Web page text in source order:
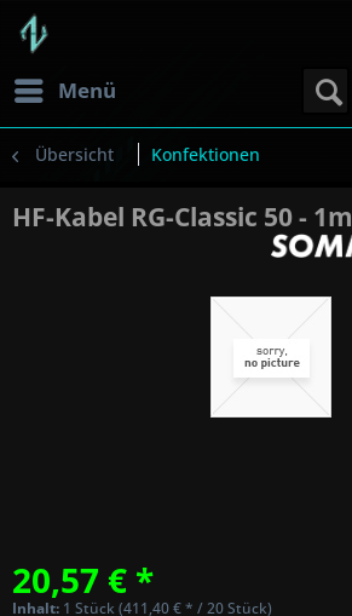
Menü
Übersicht Konfektionen
HF-Kabel RG-Classic 50 - 1m
20,57 € *
Inhalt: 1 Stück (411,40 € * / 20 Stück)